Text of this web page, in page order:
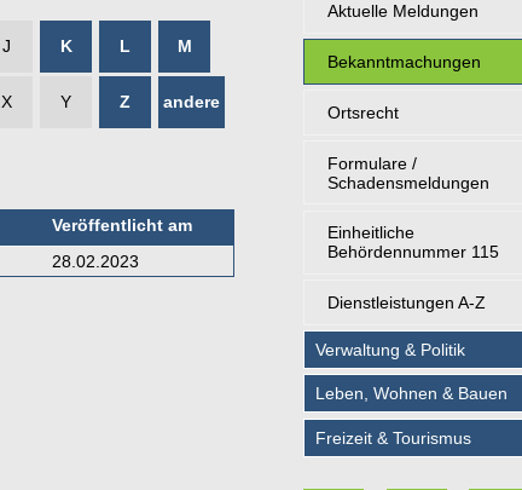
J K L M
X Y Z andere
Veröffentlicht am
28.02.2023
Aktuelle Meldungen
Bekanntmachungen
Ortsrecht
Formulare /
Schadensmeldungen
Einheitliche
Behördennummer 115
Dienstleistungen A-Z
Verwaltung & Politik
Leben, Wohnen & Bauen
Freizeit & Tourismus